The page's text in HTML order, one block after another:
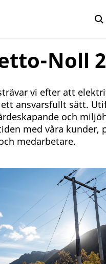
Noll
vi efter att
ansvarsfullt sätt.
och
med våra kunder,
medarbetare.